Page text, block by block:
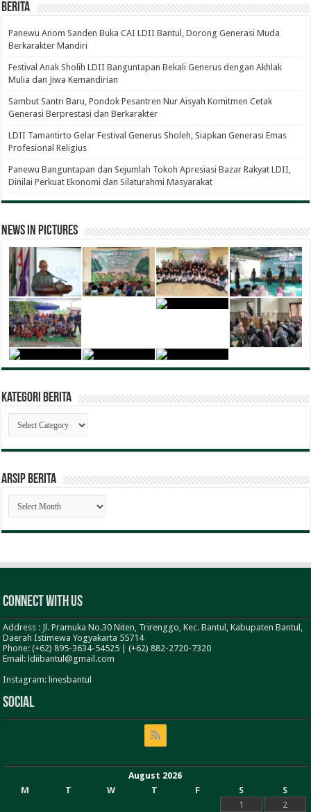
Berita
Panewu Anom Sanden Buka CAI LDII Bantul, Dorong Generasi Muda
Berkarakter Mandiri
Festival Anak Sholih LDII Banguntapan Bekali Generus dengan Akhlak
Mulia dan Jiwa Kemandirian
Sambut Santri Baru, Pondok Pesantren Nur Aisyah Komitmen Cetak
Generasi Berprestasi dan Berkarakter
LDII Tamantirto Gelar Festival Generus Sholeh, Siapkan Generasi Emas
Profesional Religius
Panewu Banguntapan dan Sejumlah Tokoh Apresiasi Bazar Rakyat LDII,
Dinilai Perkuat Ekonomi dan Silaturahmi Masyarakat
News in Pictures
Kategori Berita
Kategori
Berita
ARSIP BERITA
ARSIP
BERITA
Connect With Us
Address : Jl. Pramuka No.30 Niten, Trirenggo, Kec. Bantul, Kabupaten Bantul,
Daerah Istimewa Yogyakarta 55714
Phone: (+62) 895-3634-54525 | (+62) 882-2720-7320
Email: ldiibantul@gmail.com
Instagram: linesbantul
Social
August 2026
M
T W T F S
S
1
2